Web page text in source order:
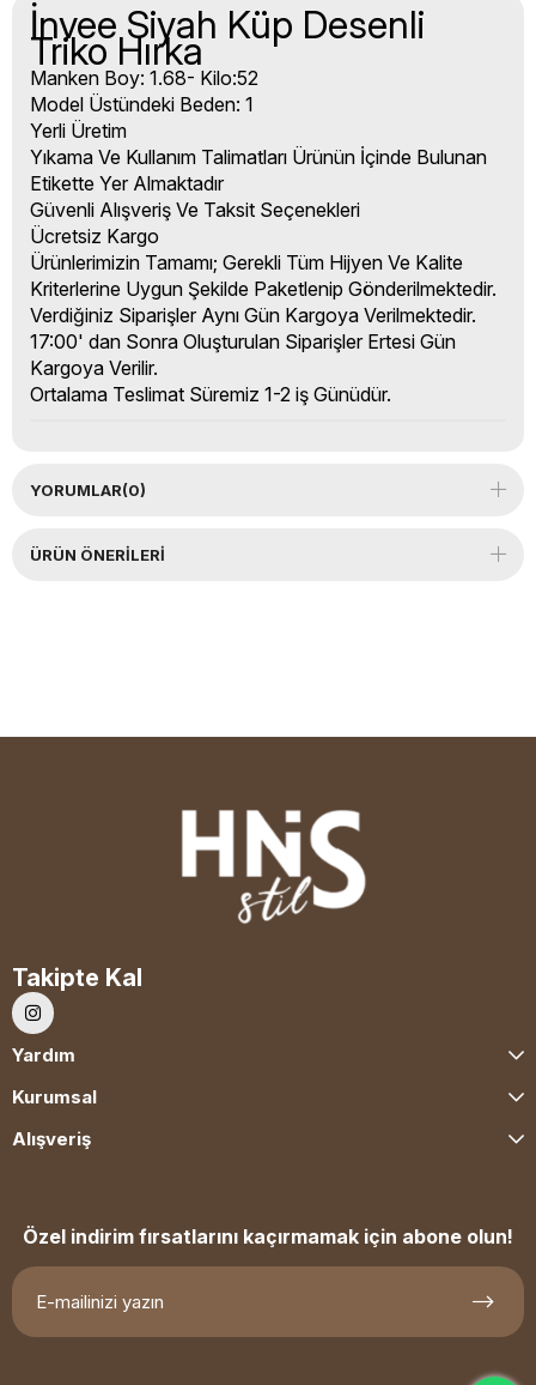
İnvee Siyah Küp Desenli
Triko Hırka
Manken Boy: 1.68- Kilo:52
Model Üstündeki Beden: 1
Yerli Üretim
Yıkama Ve Kullanım Talimatları Ürünün İçinde Bulunan
Etikette Yer Almaktadır
Güvenli Alışveriş Ve Taksit Seçenekleri
Ücretsiz Kargo
Ürünlerimizin Tamamı; Gerekli Tüm Hijyen Ve Kalite
Kriterlerine Uygun Şekilde Paketlenip Gönderilmektedir.
Verdiğiniz Siparişler Aynı Gün Kargoya Verilmektedir.
17:00' dan Sonra Oluşturulan Siparişler Ertesi Gün
Kargoya Verilir.
Ortalama Teslimat Süremiz 1-2 iş Günüdür.
YORUMLAR(0)
ÜRÜN ÖNERILERI
Takipte Kal
Yardım
Kurumsal
Alışveriş
Özel indirim fırsatlarını kaçırmamak için abone olun!